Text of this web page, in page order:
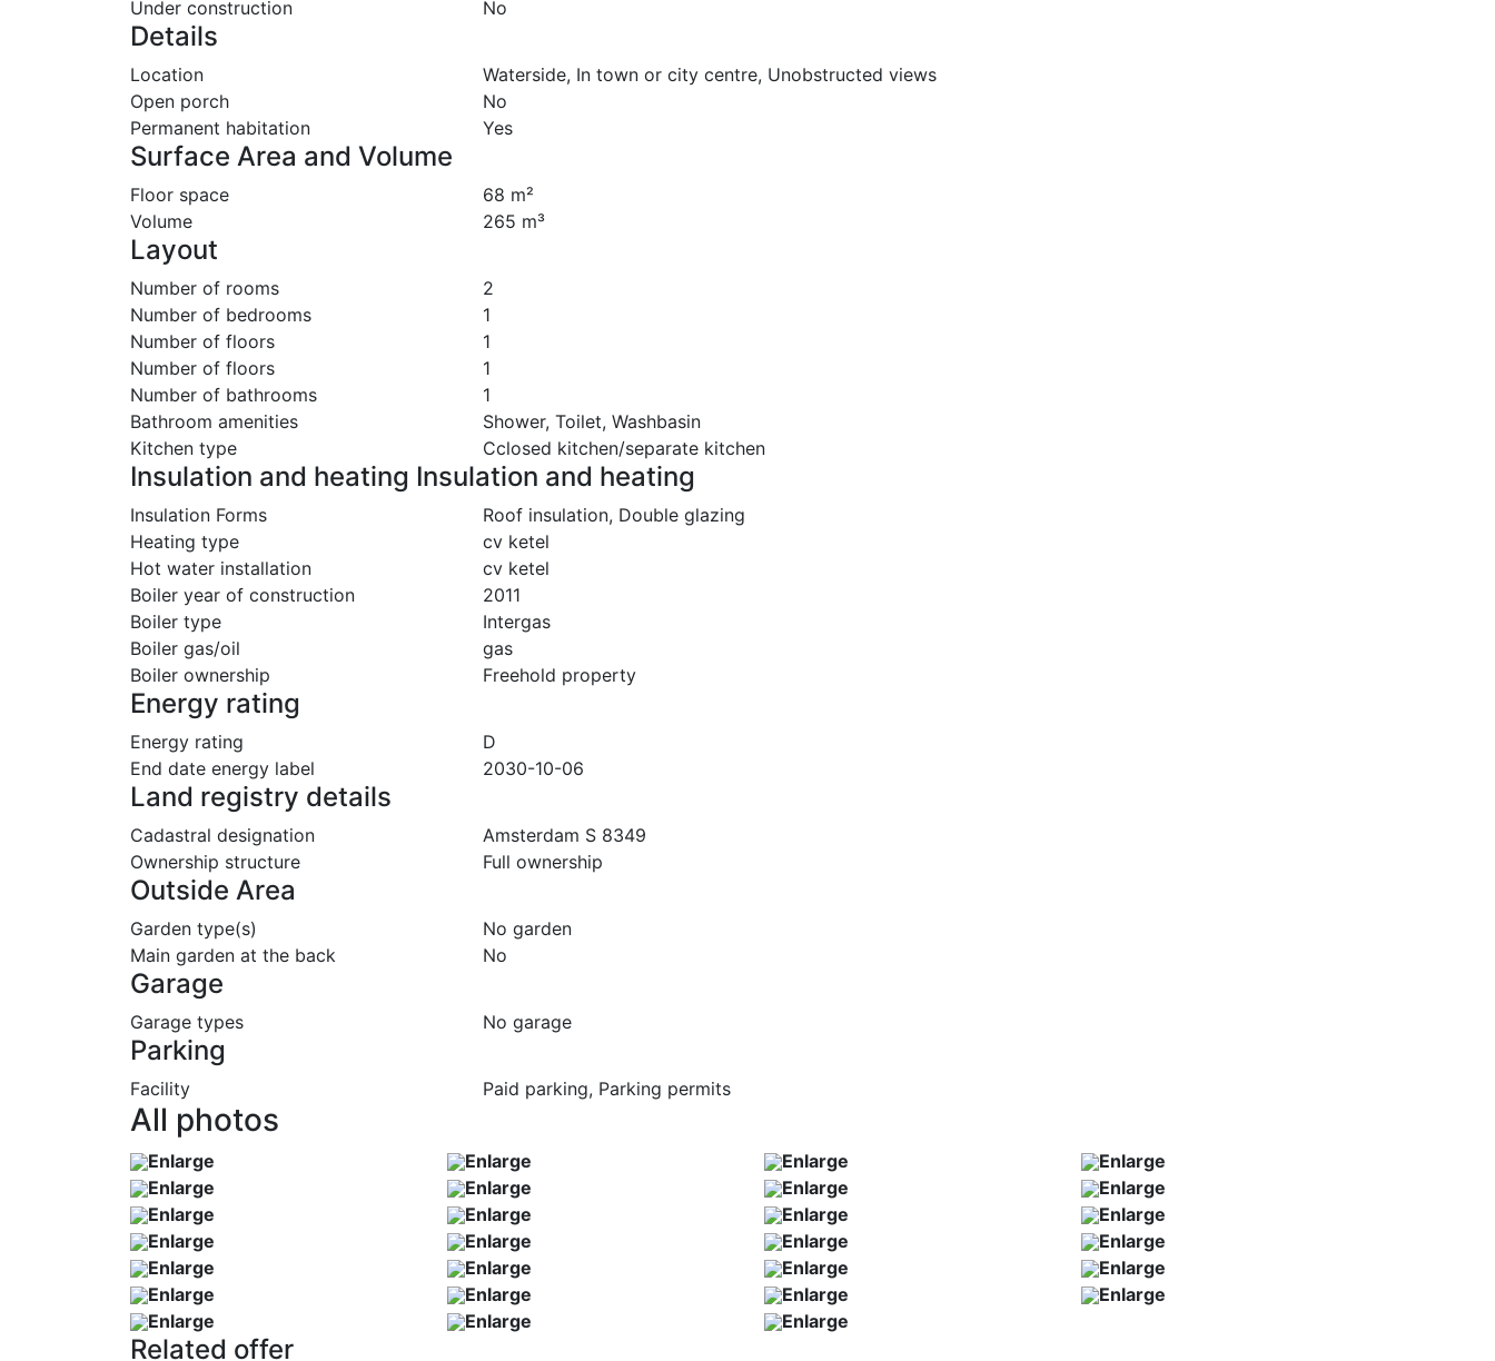
Under construction
No
Details
Location
Waterside, In town or city centre, Unobstructed views
Open porch
No
Permanent habitation
Yes
Surface Area and Volume
Floor space
68 m²
Volume
265 m³
Layout
Number of rooms
2
Number of bedrooms
1
Number of floors
1
Number of floors
1
Number of bathrooms
1
Bathroom amenities
Shower, Toilet, Washbasin
Kitchen type
Cclosed kitchen/separate kitchen
Insulation and heating Insulation and heating
Insulation Forms
Roof insulation, Double glazing
Heating type
cv ketel
Hot water installation
cv ketel
Boiler year of construction
2011
Boiler type
Intergas
Boiler gas/oil
gas
Boiler ownership
Freehold property
Energy rating
Energy rating
D
End date energy label
2030-10-06
Land registry details
Cadastral designation
Amsterdam S 8349
Ownership structure
Full ownership
Outside Area
Garden type(s)
No garden
Main garden at the back
No
Garage
Garage types No garage
Parking
Facility Paid parking, Parking permits
All photos
Enlarge Enlarge Enlarge
Enlarge
Enlarge
Enlarge Enlarge
Enlarge
Enlarge
Enlarge Enlarge
Enlarge
Enlarge
Enlarge Enlarge
Enlarge
Enlarge
Enlarge Enlarge
Enlarge
Enlarge
Enlarge Enlarge
Enlarge
Enlarge
Enlarge Enlarge
Related offer